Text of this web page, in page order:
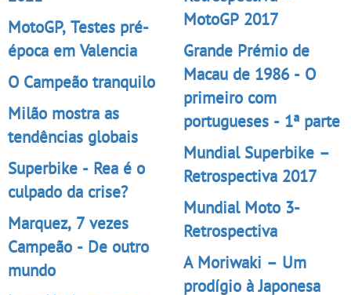
MotoGP, Testes pré-
época em Valencia
O Campeão tranquilo
Milão mostra as
tendências globais
Superbike - Rea é o
culpado da crise?
Marquez, 7 vezes
Campeão - De outro
mundo
MotoGP 2017
Grande Prémio de
Macau de 1986 - O
primeiro com
portugueses - 1ª parte
Mundial Superbike –
Retrospectiva 2017
Mundial Moto 3-
Retrospectiva
A Moriwaki – Um
prodígio à Japonesa